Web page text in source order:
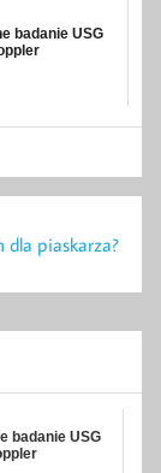
badanie USG
dla piaskarza?
badanie USG